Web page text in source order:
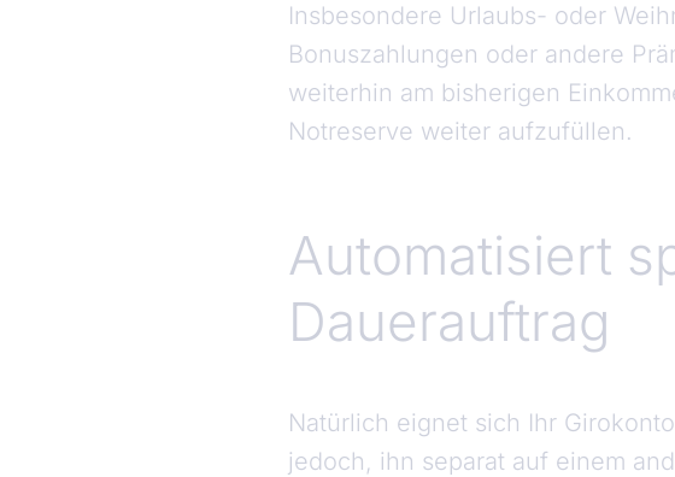
Insbesondere Urlaubs- oder
Bonuszahlungen oder andere
weiterhin am bisherigen
Notreserve weiter aufzufüllen.
Automatisiert
Dauerauftrag
Natürlich eignet sich Ihr
jedoch, ihn separat auf einem